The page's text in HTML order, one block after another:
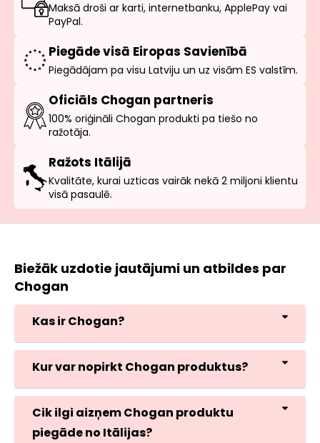
Maksā droši ar karti, internetbanku, ApplePay vai
PayPal.
Piegāde visā Eiropas Savienībā
Piegādājam pa visu Latviju un uz visām ES valstīm.
Oficiāls Chogan partneris
100% oriģināli Chogan produkti pa tiešo no
ražotāja.
Ražots Itālijā
Kvalitāte, kurai uzticas vairāk nekā 2 miljoni klientu
visā pasaulē.
Biežāk uzdotie jautājumi un atbildes par
Chogan
Kas ir Chogan?
Kur var nopirkt Chogan produktus?
Cik ilgi aizņem Chogan produktu
piegāde no Itālijas?